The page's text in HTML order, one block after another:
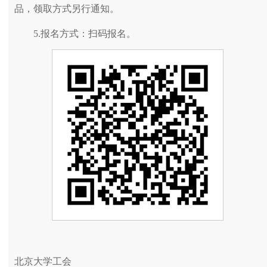
品，领取方式另行通知。
5.报名方式：扫码报名。
北京大学工会